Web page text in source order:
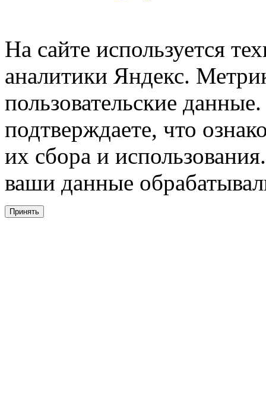
На сайте используется
аналитики Яндекс.
пользовательские
подтверждаете, что
их сбора и
ваши данные
Принять